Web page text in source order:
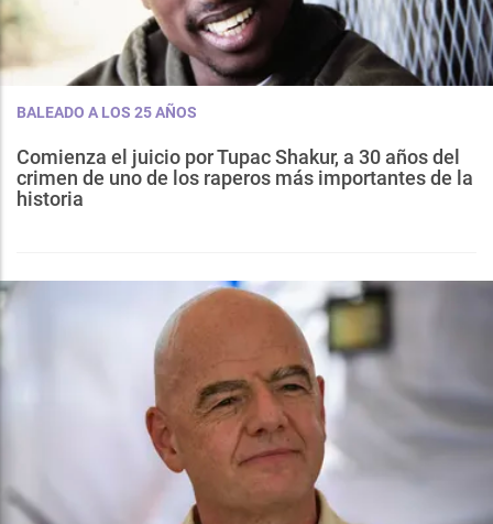
BALEADO A LOS 25 AÑOS
Comienza el juicio por Tupac Shakur, a 30 años del
crimen de uno de los raperos más importantes de la
historia